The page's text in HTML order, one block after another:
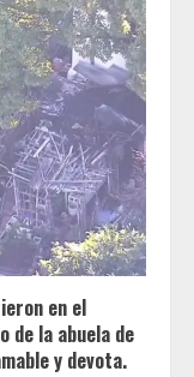
en el
de la abuela de
y devota.